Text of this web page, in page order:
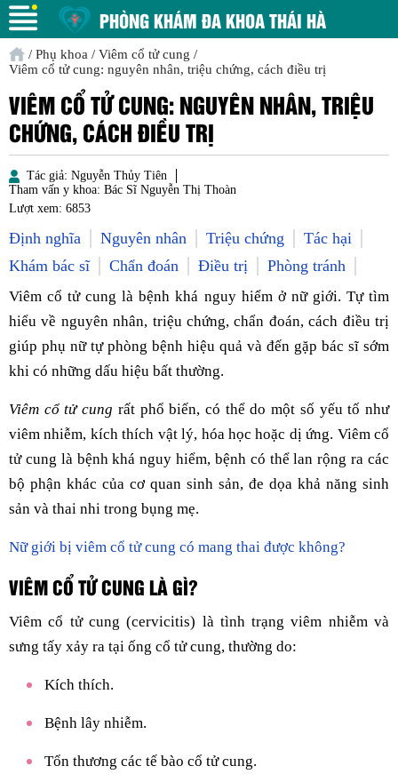
PHÒNG KHÁM ĐA KHOA THÁI HÀ
/ Phụ khoa / Viêm cổ tử cung /
Viêm cổ tử cung: nguyên nhân, triệu chứng, cách điều trị
VIÊM CỔ TỬ CUNG: NGUYÊN NHÂN, TRIỆU
CHỨNG, CÁCH ĐIỀU TRỊ
Tác giả: Nguyễn Thủy Tiên
Tham vấn y khoa: Bác Sĩ Nguyễn Thị Thoàn
Lượt xem: 6853
Định nghĩa Nguyên nhân Triệu chứng
Tác hại
Khám bác sĩ
Chẩn đoán Điều trị Phòng tránh
Viêm cổ tử cung là bệnh khá nguy hiểm ở nữ giới. Tự tìm
hiểu về nguyên nhân, triệu chứng, chẩn đoán, cách điều trị
giúp phụ nữ tự phòng bệnh hiệu quả và đến gặp bác sĩ sớm
khi có những dấu hiệu bất thường.
Viêm cổ tử cung rất phổ biến, có thể do một số yếu tố như
viêm nhiễm, kích thích vật lý, hóa học hoặc dị ứng. Viêm cổ
tử cung là bệnh khá nguy hiểm, bệnh có thể lan rộng ra các
bộ phận khác của cơ quan sinh sản, đe dọa khả năng sinh
sản và thai nhi trong bụng mẹ.
Nữ giới bị viêm cổ tử cung có mang thai được không?
VIÊM CỔ TỬ CUNG LÀ GÌ?
Viêm cổ tử cung (cervicitis) là tình trạng viêm nhiễm và
sưng tấy xảy ra tại ống cổ tử cung, thường do:
Kích thích.
Bệnh lây nhiễm.
Tổn thương các tế bào cổ tử cung.